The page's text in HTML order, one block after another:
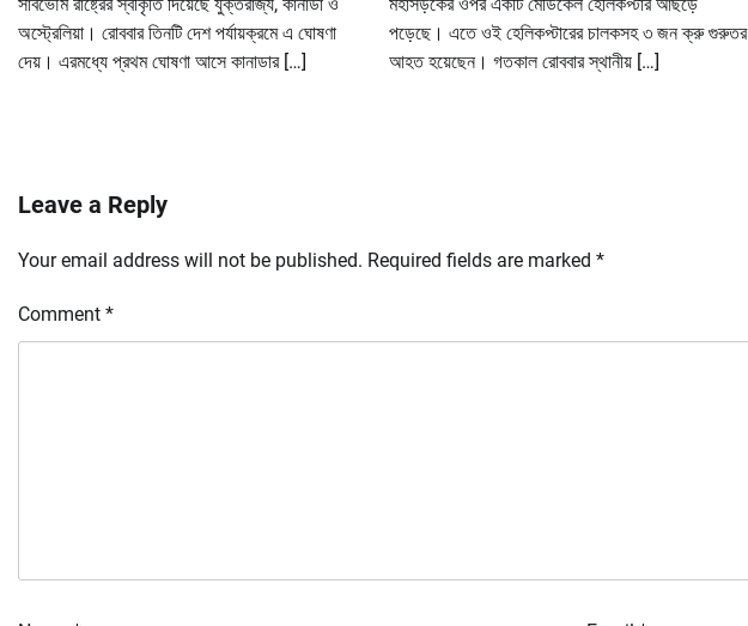
সার্বভৌম রাষ্ট্রের স্বীকৃতি দিয়েছে যুক্তরাজ্য, কানাডা ও
অস্ট্রেলিয়া। রোববার তিনটি দেশ পর্যায়ক্রমে এ ঘোষণা
দেয়। এরমধ্যে প্রথম ঘোষণা আসে কানাডার […]
মহাসড়কের ওপর একটি মেডিকেল হেলিকপ্টার আছড়ে
পড়েছে। এতে ওই হেলিকপ্টারের চালকসহ ৩ জন ক্রু গুরুতর
আহত হয়েছেন। গতকাল রোববার স্থানীয় […]
Leave a Reply
Your email address will not be published. Required fields are marked *
Comment *